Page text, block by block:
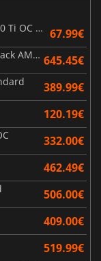
TUF Gaming GeForce RTX 5070 Ti OC White Edition 16GB 67.99€
(2 x 16 GB) Vengeance RGB Black AMD Expo 6000 MHz - CAS 30 645.45€
389.99€
120.19€
332.00€
462.49€
506.00€
409.00€
519.99€